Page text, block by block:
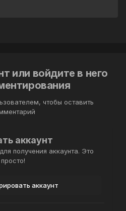
или войдите в него
чтобы оставить
аккаунт
получения аккаунта. Это
просто!
аккаунт